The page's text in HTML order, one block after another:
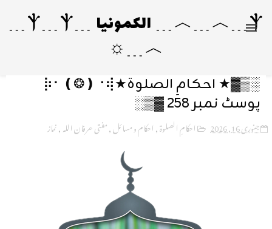
Ⲯ﹍︿﹍︿﹍ الکمونیا ﹍Ⲯ﹍Ⲯ﹍
︿﹍☼
░▒▓★ احکامِ الصلوة★⡷⠂❪❂❫⠐⢾
پوسٹ نمبر 258 ▓▒░
جنوری 16, 2026 احکامِ الصلوة,احکام و مسائل,مفتی عرفان اللہ,نماز